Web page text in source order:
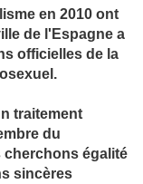
en 2010 ont
de l'Espagne a
officielles de la
traitement
du
cherchons égalité
sincères